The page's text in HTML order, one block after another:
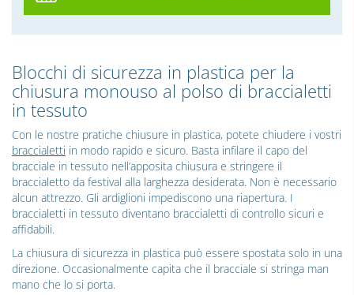
Blocchi di sicurezza in plastica per la
chiusura monouso al polso di braccialetti
in tessuto
Con le nostre pratiche chiusure in plastica, potete chiudere i vostri
braccialetti in modo rapido e sicuro. Basta infilare il capo del
bracciale in tessuto nell’apposita chiusura e stringere il
braccialetto da festival alla larghezza desiderata. Non è necessario
alcun attrezzo. Gli ardiglioni impediscono una riapertura. I
braccialetti in tessuto diventano braccialetti di controllo sicuri e
affidabili.
La chiusura di sicurezza in plastica può essere spostata solo in una
direzione. Occasionalmente capita che il bracciale si stringa man
mano che lo si porta.